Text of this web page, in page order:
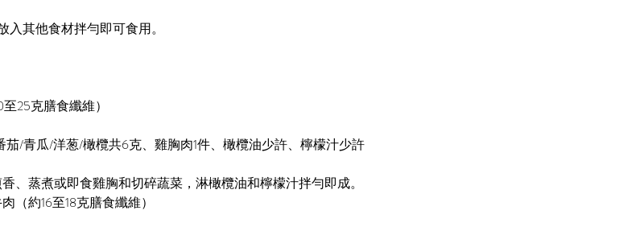
其他食材拌勻即可食用。
25克膳食纖維）
茄/青瓜/洋葱/橄欖共6克、雞胸肉1件、橄欖油少許、檸檬汁少許
、蒸煮或即食雞胸和切碎蔬菜，淋橄欖油和檸檬汁拌勻即成。
（約16至18克膳食纖維）